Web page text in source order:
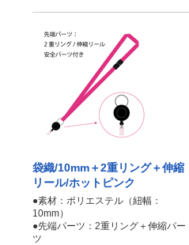
袋織/10mm＋2重リング＋伸縮
リール/ホットピンク
●素材：ポリエステル（紐幅：
10mm）
●先端パーツ：2重リング＋伸縮パー
ツ